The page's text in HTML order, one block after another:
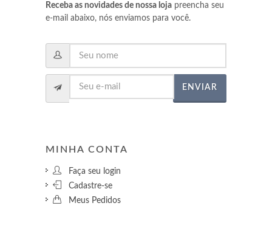
Receba as novidades de nossa lojapreencha seu
e-mail abaixo, nós enviamos para você.
ENVIAR
MINHA CONTA
Faça seu login
Cadastre-se
Meus Pedidos